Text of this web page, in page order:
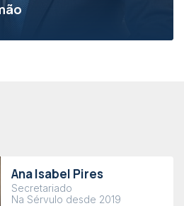
Ana Isabel Pires
Secretariado
Na Sérvulo desde 2019